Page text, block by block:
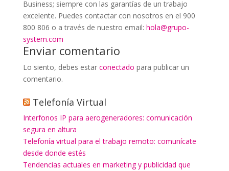
Business; siempre con las garantías de un trabajo
excelente. Puedes contactar con nosotros en el 900
800 806 o a través de nuestro email: hola@grupo-
system.com
Enviar comentario
Lo siento, debes estar conectado para publicar un
comentario.
Telefonía Virtual
Interfonos IP para aerogeneradores: comunicación
segura en altura
Telefonía virtual para el trabajo remoto: comunícate
desde donde estés
Tendencias actuales en marketing y publicidad que